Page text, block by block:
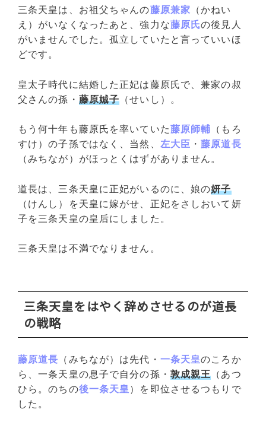
三条天皇は、お祖父ちゃんの藤原兼家 （かねい
え）がいなくなったあと、強力な藤原氏の後見人
がいませんでした。孤立していたと言っていいほ
どです。
皇太子時代に結婚した正妃は藤原氏で、兼家の叔
父さんの孫・ 藤原娍子 （せいし）。
もう何十年も藤原氏を率いていた藤原師輔 （もろ
すけ）の子孫ではなく、当然、 左大臣 ・藤原道長
（みちなが）がほっとくはずがありません。
道長は、三条天皇に正妃がいるのに、娘の妍子
（けんし）を天皇に嫁がせ、正妃をさしおいて妍
子を三条天皇の皇后にしました。
三条天皇は不満でなりません。
三条天皇をはやく辞めさせるのが道長
の戦略
藤原道長 （みちなが）は先代・ 一条天皇のころか
ら、一条天皇の息子で自分の孫・ 敦成親王 （あつ
ひら。のちの後一条天皇）を即位させるつもりで
した。